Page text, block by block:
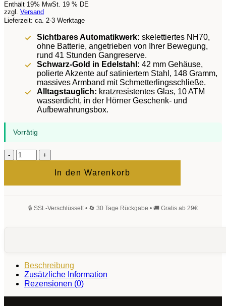
Enthält 19% MwSt. 19 % DE
zzgl. Versand
Lieferzeit: ca. 2-3 Werktage
Sichtbares Automatikwerk: skelettiertes NH70,
ohne Batterie, angetrieben von Ihrer Bewegung,
rund 41 Stunden Gangreserve.
Schwarz-Gold in Edelstahl: 42 mm Gehäuse,
polierte Akzente auf satiniertem Stahl, 148 Gramm,
massives Armband mit Schmetterlingsschließe.
Alltagstauglich: kratzresistentes Glas, 10 ATM
wasserdicht, in der Hörner Geschenk- und
Aufbewahrungsbox.
Vorrätig
Pulsar
Imperial
In den Warenkorb
Beschreibung
Zusätzliche Information
Rezensionen (0)